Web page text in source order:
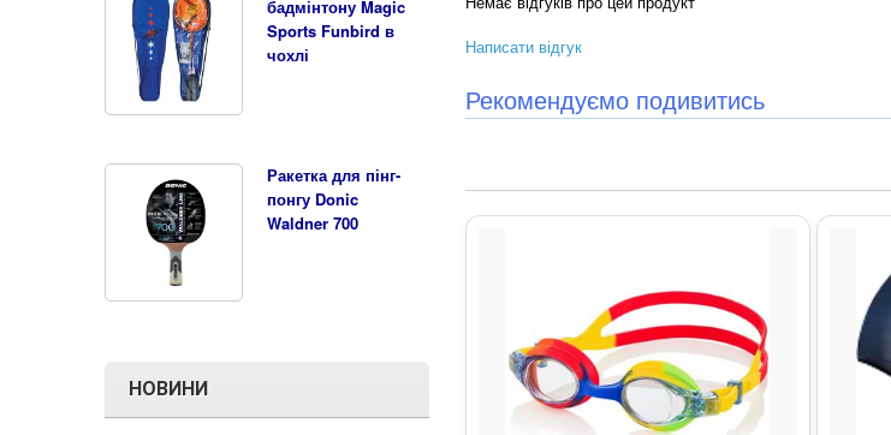
бадмінтону Magic
Sports Funbird в
чохлі
Ракетка для пінг-
понгу Donic
Waldner 700
НОВИНИ
Написати відгук
Рекомендуємо подивитись